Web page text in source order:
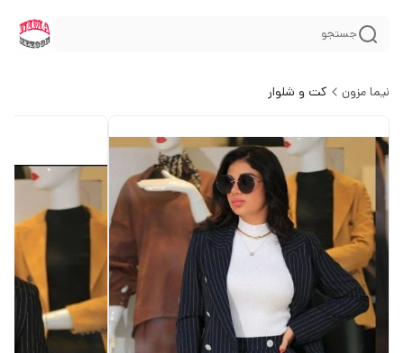
جستجو
نیما مزون کت و شلوار